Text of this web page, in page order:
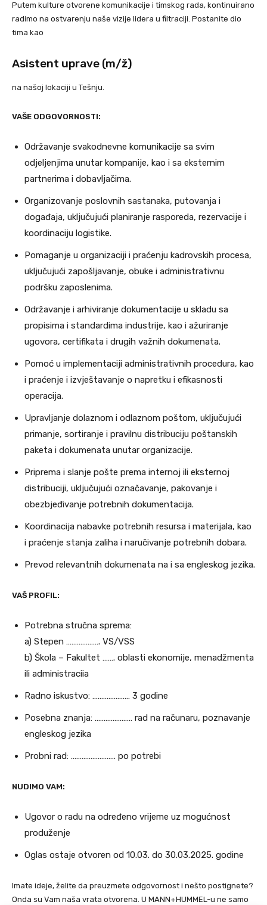
Putem kulture otvorene komunikacije i timskog rada, kontinuirano
radimo na ostvarenju naše vizije lidera u filtraciji. Postanite dio
tima kao
Asistent uprave (m/ž)
na našoj lokaciji u Tešnju.
VAŠE ODGOVORNOSTI:
Održavanje svakodnevne komunikacije sa svim
odjeljenjima unutar kompanije, kao i sa eksternim
partnerima i dobavljačima.
Organizovanje poslovnih sastanaka, putovanja i
događaja, uključujući planiranje rasporeda, rezervacije i
koordinaciju logistike.
Pomaganje u organizaciji i praćenju kadrovskih procesa,
uključujući zapošljavanje, obuke i administrativnu
podršku zaposlenima.
Održavanje i arhiviranje dokumentacije u skladu sa
propisima i standardima industrije, kao i ažuriranje
ugovora, certifikata i drugih važnih dokumenata.
Pomoć u implementaciji administrativnih procedura, kao
i praćenje i izvještavanje o napretku i efikasnosti
operacija.
Upravljanje dolaznom i odlaznom poštom, uključujući
primanje, sortiranje i pravilnu distribuciju poštanskih
paketa i dokumenata unutar organizacije.
Priprema i slanje pošte prema internoj ili eksternoj
distribuciji, uključujući označavanje, pakovanje i
obezbjeđivanje potrebnih dokumentacija.
Koordinacija nabavke potrebnih resursa i materijala, kao
i praćenje stanja zaliha i naručivanje potrebnih dobara.
Prevod relevantnih dokumenata na i sa engleskog jezika.
VAŠ PROFIL:
Potrebna stručna sprema:
a) Stepen ………………. VS/VSS
b) Škola – Fakultet ……. oblasti ekonomije, menadžmenta
ili administraciia
Radno iskustvo: ………………… 3 godine
Posebna znanja: ………………… rad na računaru, poznavanje
engleskog jezika
Probni rad: ……………………. po potrebi
NUDIMO VAM:
Ugovor o radu na određeno vrijeme uz mogućnost
produženje
Oglas ostaje otvoren od 10.03. do 30.03.2025. godine
Imate ideje, želite da preuzmete odgovornost i nešto postignete?
Onda su Vam naša vrata otvorena. U MANN+HUMMEL-u ne samo